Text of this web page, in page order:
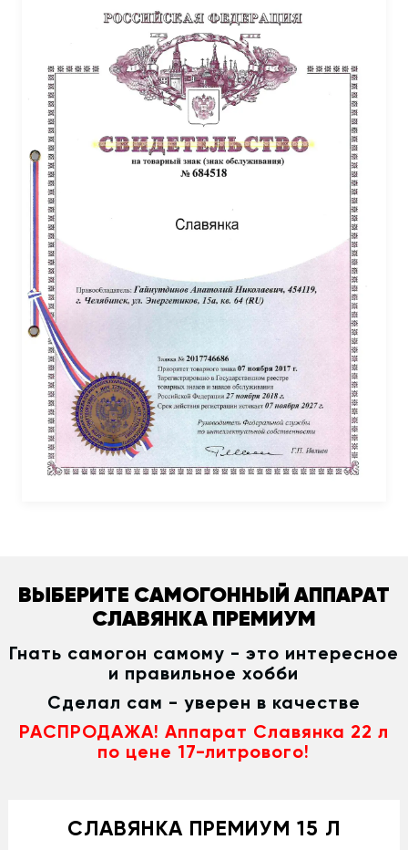
ВЫБЕРИТЕ САМОГОННЫЙ АППАРАТ
СЛАВЯНКА ПРЕМИУМ
Гнать самогон самому - это интересное
и правильное хобби
Сделал сам - уверен в качестве
РАСПРОДАЖА! Аппарат Славянка 22 л
по цене 17-литрового!
СЛАВЯНКА ПРЕМИУМ 15 Л